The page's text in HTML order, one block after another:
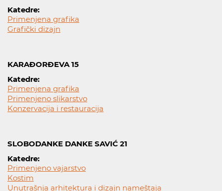
Katedre:
Primenjena grafika
Grafički dizajn
KARAĐORĐEVA 15
Katedre:
Primenjena grafika
Primenjeno slikarstvo
Konzervacija i restauracija
SLOBODANKE DANKE SAVIĆ 21
Katedre:
Primenjeno vajarstvo
Kostim
Unutrašnja arhitektura i dizajn nameštaja